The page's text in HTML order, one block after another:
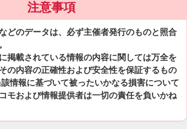
注意事項
どのデータは、必ず主催者発行のものと照合
掲載されている情報の内容に関しては万全を
の内容の正確性および安全性を保証するもの
情報に基づいて被ったいかなる損害について
モおよび情報提供者は一切の責任を負いかね